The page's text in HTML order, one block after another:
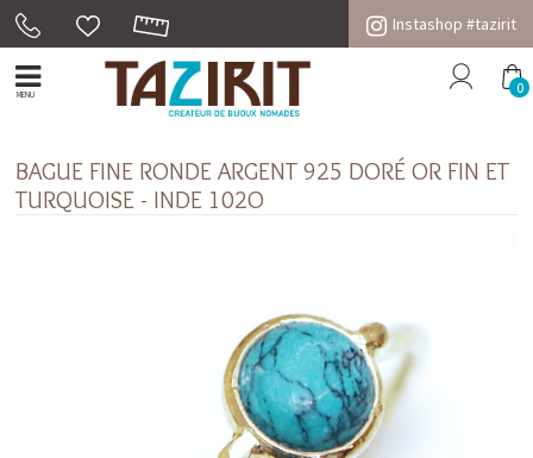
Instashop #tazirit
MENU 0
BAGUE FINE RONDE ARGENT 925 DORÉ OR FIN ET
TURQUOISE - INDE 102O